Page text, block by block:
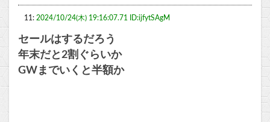
11: 2024/10/24(木) 19:16:07.71 ID:ijfytSAgM
セールはするだろう
年末だと2割ぐらいか
GWまでいくと半額か